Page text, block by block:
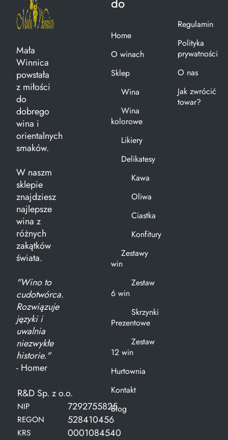
Mała
Winnica
powstała
z miłości
do
dobrego
wina i
orientalnych
smaków.
W naszm
sklepie
znajdziesz
najlepsze
wina z
różnych
zakątków
świata.
"Wino to
cudotwórca.
Rozwiązuje
języki i
uwalnia
niezwykłe
historie."
- Homer
R&D Sp. z o.o.
NIP 7292755825
REGON 528410456
KRS 0001084540
do
Home
O winach
Sklep
Wina
Wina
kolorowe
Likiery
Delikatesy
Kawa
Oliwa
Ciastka
Konfitury
Zestawy
win
Zestaw
6 win
Skrzynki
Prezentowe
Zestaw
12 win
Hurtownia
Kontakt
Blog
Regulamin
Polityka
prywatności
O nas
Jak zwrócić
towar?